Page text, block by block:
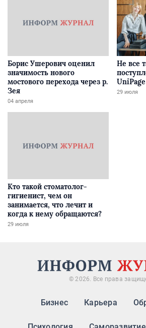
Борис Ушерович оценил
значимость нового
мостового перехода через р.
Зея
04 апреля
Не все
UniPage
29 июля
Кто такой стоматолог-
гигиенист, чем он
занимается, что лечит и
когда к нему обращаются?
29 июля
© 2026. Все права
Бизнес Карьера